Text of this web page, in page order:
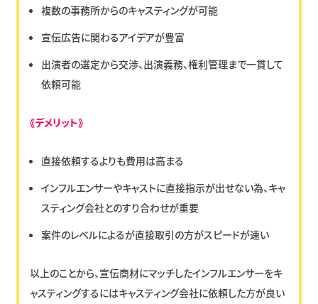
複数の事務所からのキャスティングが可能
宣伝広告に関わるアイデアが豊富
出演者の選定から交渉、出演義務、権利管理まで一貫して
依頼可能
《デメリット》
直接依頼するよりも費用は高まる
インフルエンサーやキャストに直接指示が出せない為、キャ
スティング会社とのすり合わせが重要
案件のレベルによるが直接取引の方がスピードが速い
以上のことから、宣伝商材にマッチしたインフルエンサーをキ
ャスティングするにはキャスティング会社に依頼した方が良い